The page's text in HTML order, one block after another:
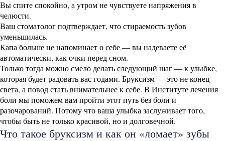
Вы спите спокойно, а утром не чувствуете напряжения в
челюсти.
Ваш стоматолог подтверждает, что стираемость зубов
уменьшилась.
Капа больше не напоминает о себе — вы надеваете её
автоматически, как очки перед сном.
Только тогда можно смело делать следующий шаг — к улыбке,
которая будет радовать вас годами. Бруксизм — это не конец
света, а повод стать внимательнее к себе. В Институте лечения
боли мы поможем вам пройти этот путь без боли и
разочарований. Потому что ваша улыбка заслуживает того,
чтобы быть не только красивой, но и долговечной.
Что такое бруксизм и как он «ломает» зубы